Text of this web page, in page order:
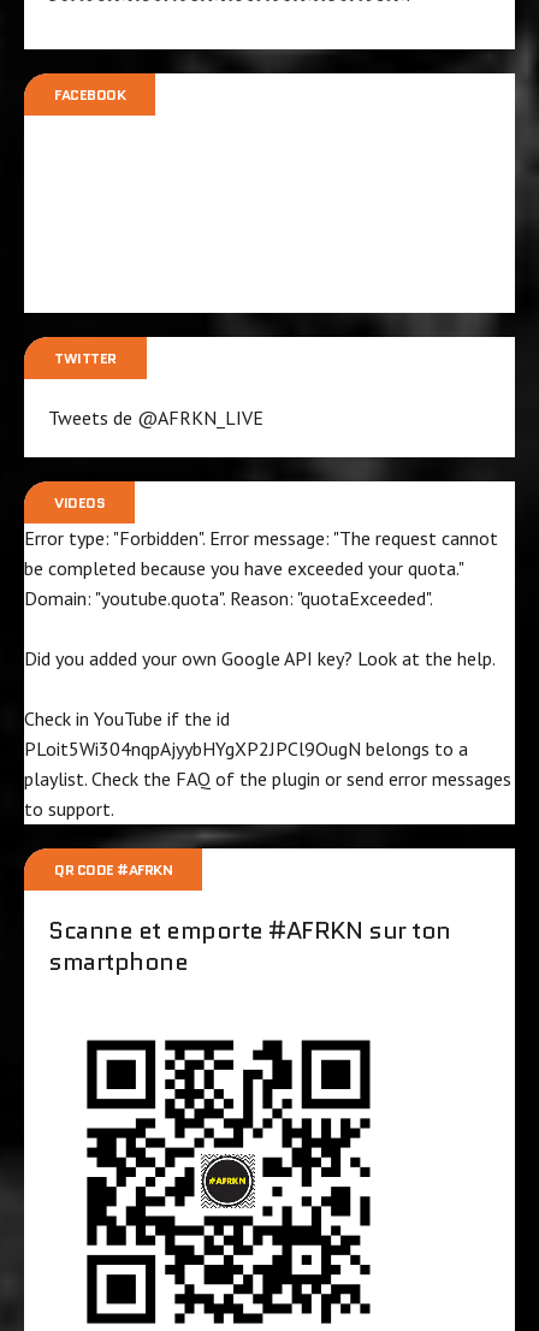
FACEBOOK
TWITTER
Tweets de @AFRKN_LIVE
VIDEOS
Error type: "Forbidden". Error message: "The request cannot
be completed because you have exceeded your quota."
Domain: "youtube.quota". Reason: "quotaExceeded".
Did you added your own Google API key? Look at the help.
Check in YouTube if the id
PLoit5Wi304nqpAjyybHYgXP2JPCl9OugN belongs to a
playlist. Check the FAQ of the plugin or send error messages
to support.
QR CODE #AFRKN
Scanne et emporte #AFRKN sur ton
smartphone